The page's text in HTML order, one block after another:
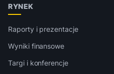
RYNEK
Raporty i prezentacje
Wyniki finansowe
Targi i konferencje